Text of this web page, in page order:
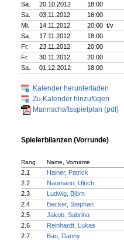
Sa.
20.10.2012
18:00
Sa.
03.11.2012
16:00
Mi.
14.11.2012
20:00 t/v
Sa.
17.11.2012
18:00
Fr.
23.11.2012
20:00
Fr.
30.11.2012
20:00
Sa.
01.12.2012 18:00
Kalender herunterladen
Zu Kalender hinzufügen
Mannschaftsspielplan (pdf)
Spielerbilanzen (Vorrunde)
Rang Name, Vorname
2.1
Hainer, Patrick
2.2
Naumann, Ulrich
2.3
Ludwig, Björn
2.4
Becker, Stephan
2.5
Jakob, Sabrina
2.6
Reinhardt, Lukas
2.7
Bau, Danny